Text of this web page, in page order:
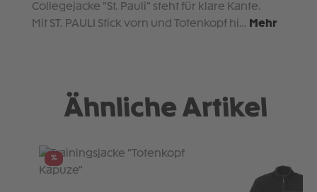
Collegejacke "St. Pauli" steht für klare Kante.
Mit ST. PAULI Stick vorn und Totenkopf hi… Mehr
Ähnliche Artikel
Produktgalerie überspringen
%